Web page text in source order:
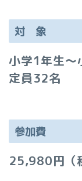
対 象
小学1年生～
定員32名
参加費
25,980円（